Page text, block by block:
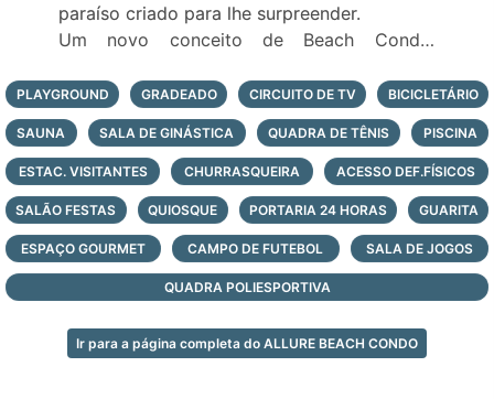
paraíso criado para lhe surpreender.
Um novo conceito de Beach Condo,
exterior, ao seu alcance.
O Allure Beach Condo carrega em si a marca
da sofisticação, sem esquecer da
praticidade do seu dia dia, uma combinação
perfeita entre a natureza, a tranquilidade e o
silêncio, com a segurança total de um
condomínio fechado.
- Esportes;
- Club House;
- Playground;
PLAYGROUND GRADEADO CIRCUITO DE TV BICICLETÁRIO
SAUNA SALA DE GINÁSTICA QUADRA DE TÊNIS PISCINA
ESTAC. VISITANTES CHURRASQUEIRA ACESSO DEF.FÍSICOS
SALÃO FESTAS QUIOSQUE PORTARIA 24 HORAS GUARITA
ESPAÇO GOURMET CAMPO DE FUTEBOL SALA DE JOGOS
QUADRA POLIESPORTIVA
Ir para a página completa do ALLURE BEACH CONDO